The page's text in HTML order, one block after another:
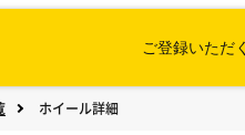
ご登録いただ
ホイール詳細